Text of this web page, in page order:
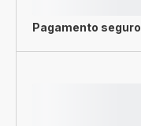
Pagamento seguro